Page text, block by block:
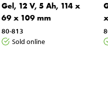
Gel, 12 V, 5 Ah, 114 x
69 x 109 mm
80-813
Sold online